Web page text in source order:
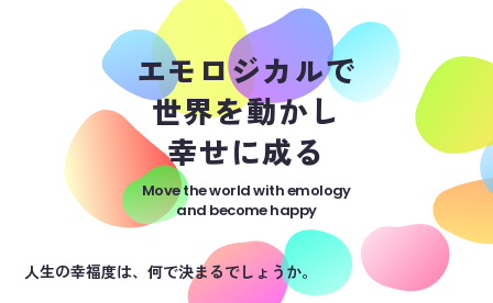
エモロジカルで
世界を動かし
幸せに成る
Move the world with emology
and become happy
人生の幸福度は、何で決まるでしょうか。